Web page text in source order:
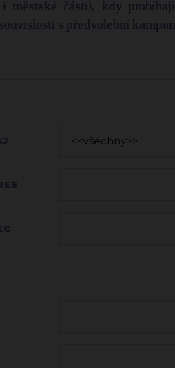
městské části), kdy
s předvolební